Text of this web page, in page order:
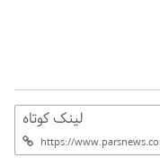
لینک کوتاه